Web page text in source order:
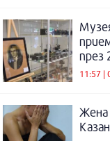
през
11:57 |
Жена